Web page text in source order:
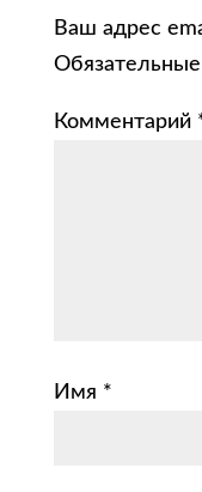
Ваш адрес
Комментарий
Имя *